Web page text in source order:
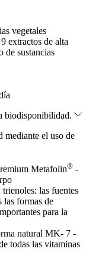
vegetales
extractos de alta
de sustancias
biodisponibilidad.
mediante el uso de
Metafolin® -
las fuentes
las formas de
para la
natural MK- 7 -
todas las vitaminas